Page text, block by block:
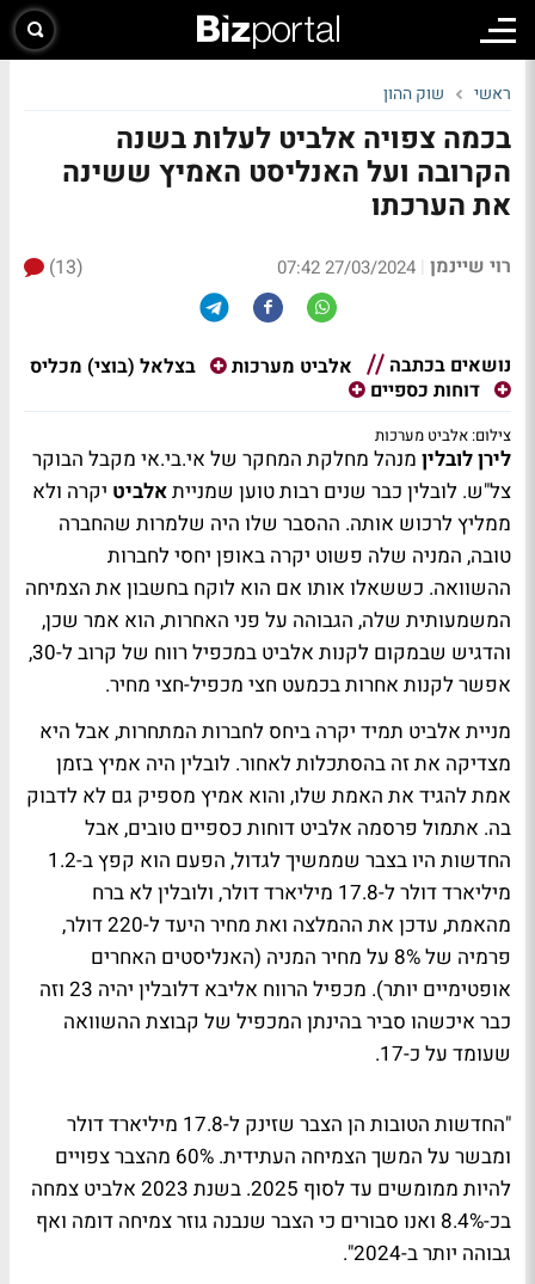
ראשי שוק ההון
בכמה צפויה אלביט לעלות בשנה
הקרובה ועל האנליסט האמיץ ששינה
את הערכתו
רוי שיינמן |
27/03/2024 07:42
(13)
נושאים בכתבה אלביט מערכות
בצלאל (בוצי) מכליס
דוחות כספיים
צילום: אלביט מערכות
לירן לובלין מנהל מחלקת המחקר של אי.בי.אי מקבל הבוקר
צל"ש. לובלין כבר שנים רבות טוען שמנייתאלביט יקרה ולא
ממליץ לרכוש אותה. ההסבר שלו היה שלמרות שהחברה
טובה, המניה שלה פשוט יקרה באופן יחסי לחברות
ההשוואה. כששאלו אותו אם הוא לוקח בחשבון את הצמיחה
המשמעותית שלה, הגבוהה על פני האחרות, הוא אמר שכן,
והדגיש שבמקום לקנות אלביט במכפיל רווח של קרוב ל-30,
אפשר לקנות אחרות בכמעט חצי מכפיל-חצי מחיר.
מניית אלביט תמיד יקרה ביחס לחברות המתחרות, אבל היא
מצדיקה את זה בהסתכלות לאחור. לובלין היה אמיץ בזמן
אמת להגיד את האמת שלו, והוא אמיץ מספיק גם לא לדבוק
בה. אתמול פרסמה אלביט דוחות כספיים טובים, אבל
החדשות היו בצבר שממשיך לגדול, הפעם הוא קפץ ב-1.2
מיליארד דולר ל-17.8 מיליארד דולר, ולובלין לא ברח
מהאמת, עדכן את ההמלצה ואת מחיר היעד ל-220 דולר,
פרמיה של 8% על מחיר המניה (האנליסטים האחרים
אופטימיים יותר). מכפיל הרווח אליבא דלובלין יהיה 23 וזה
כבר איכשהו סביר בהינתן המכפיל של קבוצת ההשוואה
שעומד על כ-17.
"החדשות הטובות הן הצבר שזינק ל-17.8 מיליארד דולר
ומבשר על המשך הצמיחה העתידית. 60% מהצבר צפויים
להיות ממומשים עד לסוף 2025. בשנת 2023 אלביט צמחה
בכ-8.4% ואנו סבורים כי הצבר שנבנה גוזר צמיחה דומה ואף
גבוהה יותר ב-2024".